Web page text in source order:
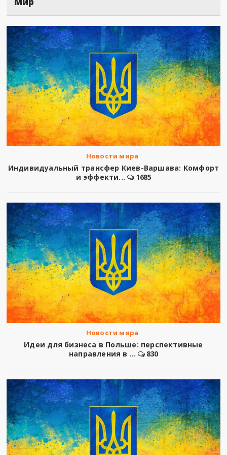
Новости мира
Индивидуальный трансфер Киев-Варшава: Комфорт
и эффекти...
1685
Новости мира
Идеи для бизнеса в Польше: перспективные
направления в ...
830